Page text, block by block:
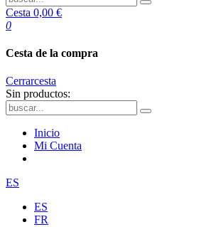
Cesta 0,00 €
0
Cesta de la compra
Cerrarcesta
Sin productos:
Inicio
Mi Cuenta
ES
ES
FR